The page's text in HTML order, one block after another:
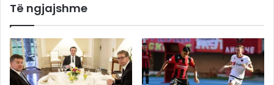
Të ngjajshme